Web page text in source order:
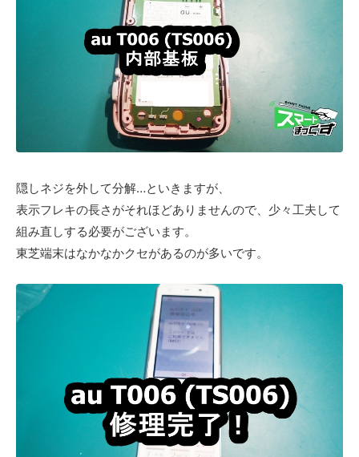
隠しネジを外して分解…といきますが、
表示フレキの長さがそれほどありませんので、少々工夫して
組み直しする必要がございます。
東芝端末はなかなかクセがあるのが多いです。